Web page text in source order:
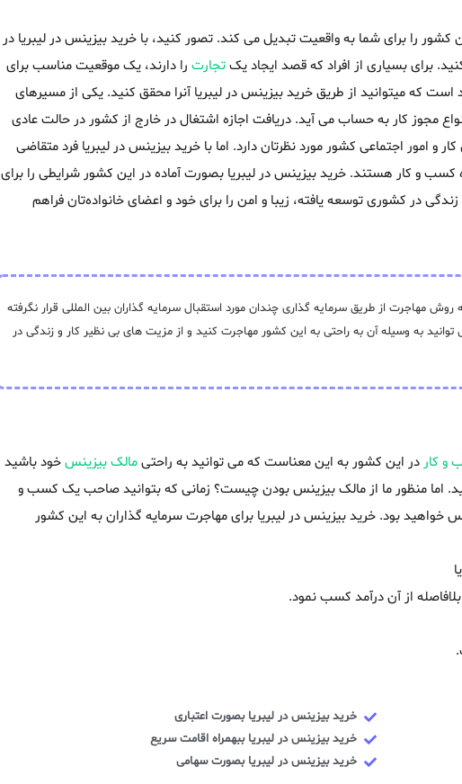
کشور را برای شما به واقعیت تبدیل می کند. تصور کنید، با خرید بیزینس در لیبریا در
برای بسیاری از افراد که قصد ایجاد یکتجارت را دارند، یک موقعیت مناسب برای
که میتوانید از طریق خرید بیزینس در لیبریا آنرا محقق کنید. یکی از مسیرهای
مجوز کار به حساب می آید. دریافت اجازه اشتغال در خارج از کشور در حالت عادی
کار و امور اجتماعی کشور مورد نظرتان دارد. اما با خرید بیزینس در لیبریا فرد متقاضی
کسب و کار هستند. خرید بیزینس در لیبریا بصورت آماده در این کشور شرایطی را برای
در کشوری توسعه یافته، زیبا و امن را برای خود و اعضای خانواده‌تان فراهم
مهاجرت از طریق سرمایه گذاری چندان مورد استقبال سرمایه گذاران بین المللی قرار نگرفته
به وسیله آن به راحتی به این کشور مهاجرت کنید و از مزیت های بی نظیر کار و زندگی در
و کار در این کشور به این معناست که می توانید به راحتیمالک بیزینسخود باشید
اما منظور ما از مالک بیزینس بودن چیست؟ زمانی که بتوانید صاحب یک کسب و
خواهید بود. خرید بیزینس در لیبریا برای مهاجرت سرمایه گذاران به این کشور
از آن درآمد کسب نمود.
خرید بیزینس در لیبریا بصورت اعتباری
خرید بیزینس در لیبریا ببهمراه اقامت سریع
خرید بیزینس در لیبریا بصورت سهامی